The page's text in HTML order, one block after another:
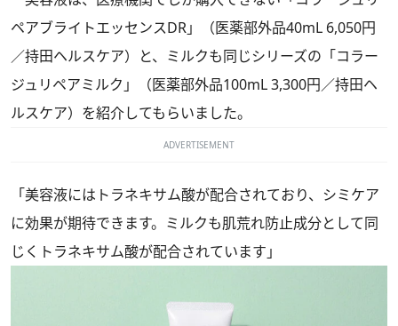
ペアブライトエッセンスDR」（医薬部外品40mL 6,050円
／持田ヘルスケア）と、ミルクも同じシリーズの「コラー
ジュリペアミルク」（医薬部外品100mL 3,300円／持田ヘ
ルスケア）を紹介してもらいました。
ADVERTISEMENT
「美容液にはトラネキサム酸が配合されており、シミケア
に効果が期待できます。ミルクも肌荒れ防止成分として同
じくトラネキサム酸が配合されています」